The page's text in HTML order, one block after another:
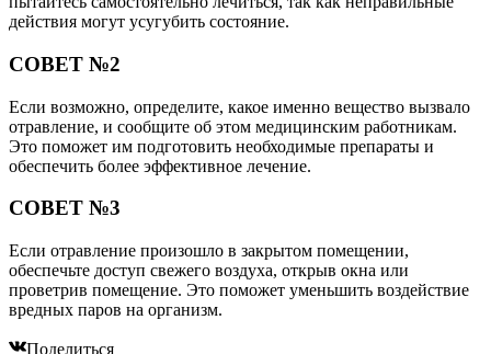
действия могут усугубить состояние.
СОВЕТ №2
Если возможно, определите, какое именно вещество вызвало
отравление, и сообщите об этом медицинским работникам.
Это поможет им подготовить необходимые препараты и
обеспечить более эффективное лечение.
СОВЕТ №3
Если отравление произошло в закрытом помещении,
обеспечьте доступ свежего воздуха, открыв окна или
проветрив помещение. Это поможет уменьшить воздействие
вредных паров на организм.
Поделиться